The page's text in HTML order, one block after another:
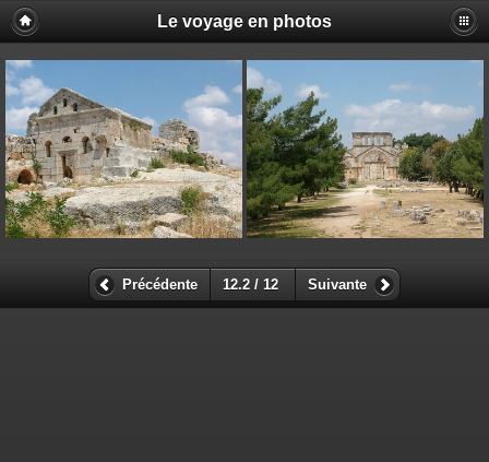
Le voyage en photos
Précédente 12.2 / 12 Suivante